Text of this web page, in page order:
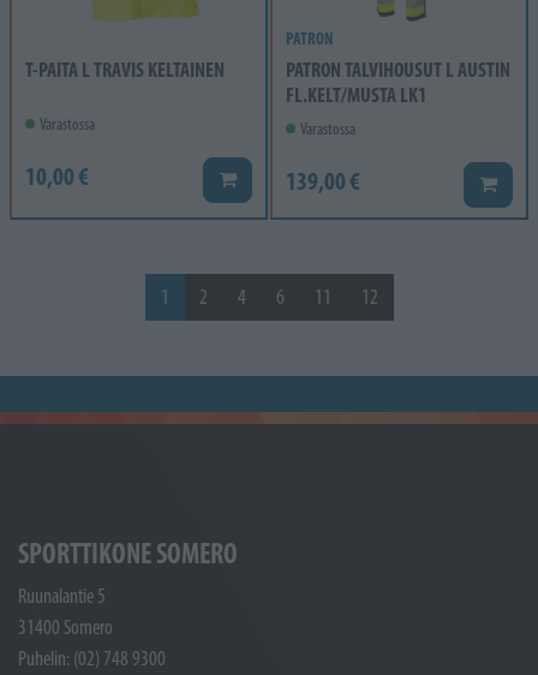
T-PAITA L TRAVIS KELTAINEN
Varastossa
10,00 € Lisää koriin
PATRON
PATRON TALVIHOUSUT L AUSTIN
FL.KELT/MUSTA LK1
Varastossa
139,00 € Lisää
1 2 4 6 11 12
SPORTTIKONE SOMERO
Ruunalantie 5
31400 Somero
Puhelin: (02) 748 9300